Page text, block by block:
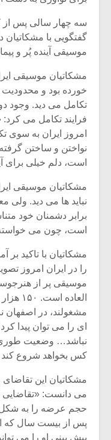
سه چهار سالی پس از
گفتگویی با مشکاتیان
موسیقی آینده پُر و
مشکاتیان موسیقی
خورده بود و محدودیت
تکامل می دید. وجود
فرایند تکامل می
امروز ایران به سوی
نواختن و ساختن
است، دلم خیلی
مشکاتیان موسیقی
نباید ها می دید. ولی
برابر دشمنان خود
است، چون می
مشکاتیان با تاکید بر
را در ایران امروز
موسیقی پر از
ای را می توان پیدا
نباشد… وضعیت طوری
کس بخواهد شروع کند
مشکاتیان این
می دانست: «تقاضایی
حجم عرضه را به شکل
پس از بیست سال که
پیش بینی او را می